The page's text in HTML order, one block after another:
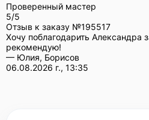
Проверенный мастер
5/5
Отзыв к заказу №195517
Хочу поблагодарить Александра
рекомендую!
— Юлия, Борисов
06.08.2026 г., 13:35